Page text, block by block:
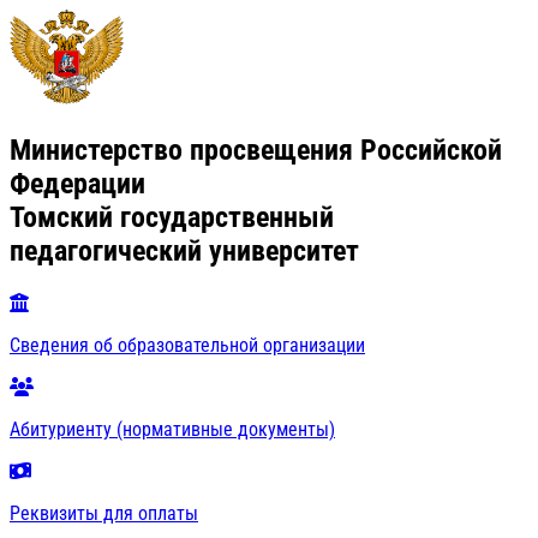
Министерство просвещения Российской
Федерации
Томский государственный
педагогический университет
Сведения об образовательной организации
Абитуриенту (нормативные документы)
Реквизиты для оплаты